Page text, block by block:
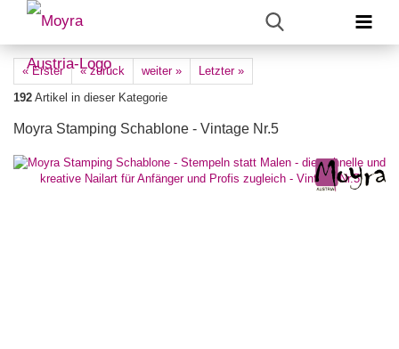
« Erster « zurück weiter »
Letzter »
192 Artikel in dieser Kategorie
Moyra Stamping Schablone - Vintage Nr.5